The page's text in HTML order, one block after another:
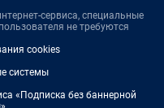
сервиса, специальные
не требуются
cookies
системы
«Подписка без баннерной